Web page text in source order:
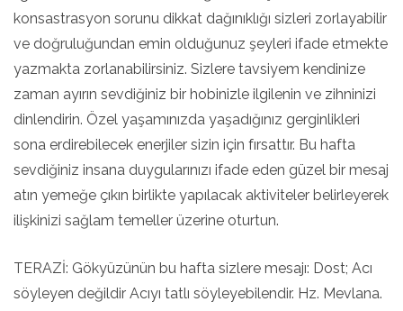
konsastrasyon sorunu dikkat dağınıklığı sizleri zorlayabilir
ve doğruluğundan emin olduğunuz şeyleri ifade etmekte
yazmakta zorlanabilirsiniz. Sizlere tavsiyem kendinize
zaman ayırın sevdiğiniz bir hobinizle ilgilenin ve zihninizi
dinlendirin. Özel yaşamınızda yaşadığınız gerginlikleri
sona erdirebilecek enerjiler sizin için fırsattır. Bu hafta
sevdiğiniz insana duygularınızı ifade eden güzel bir mesaj
atın yemeğe çıkın birlikte yapılacak aktiviteler belirleyerek
ilişkinizi sağlam temeller üzerine oturtun.
TERAZİ: Gökyüzünün bu hafta sizlere mesajı: Dost; Acı
söyleyen değildir Acıyı tatlı söyleyebilendir. Hz. Mevlana.